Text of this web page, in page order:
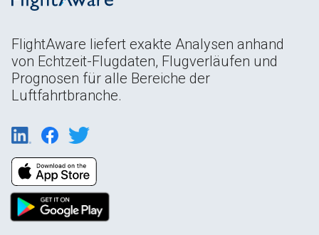
FlightAware liefert exakte Analysen anhand
von Echtzeit-Flugdaten, Flugverläufen und
Prognosen für alle Bereiche der
Luftfahrtbranche.